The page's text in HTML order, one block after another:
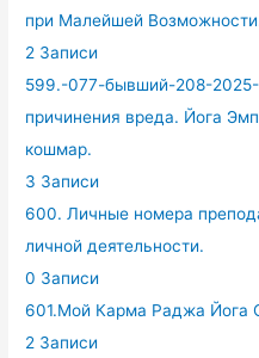
при Малейшей
2 Записи
599.-077-бывший-208-
причинения вреда. Йога
кошмар.
3 Записи
600. Личные номера
личной деятельности.
0 Записи
601.Мой Карма Раджа Йога
2 Записи